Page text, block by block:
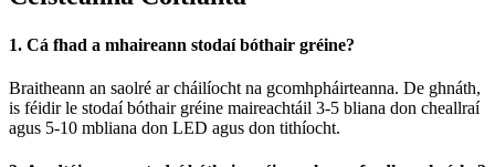
1. Cá fhad a mhaireann stodaí bóthair gréine?
Braitheann an saolré ar cháilíocht na gcomhpháirteanna. De ghnáth,
is féidir le stodaí bóthair gréine maireachtáil 3-5 bliana don cheallraí
agus 5-10 mbliana don LED agus don tithíocht.